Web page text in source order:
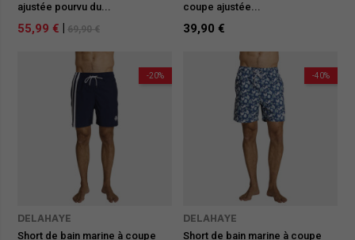
ajustée pourvu du...
55,99 € 69,90 €
coupe ajustée...
39,90 €
-20%
DELAHAYE
Short de bain marine à coupe
-40%
DELAHAYE
Short de bain marine à coupe